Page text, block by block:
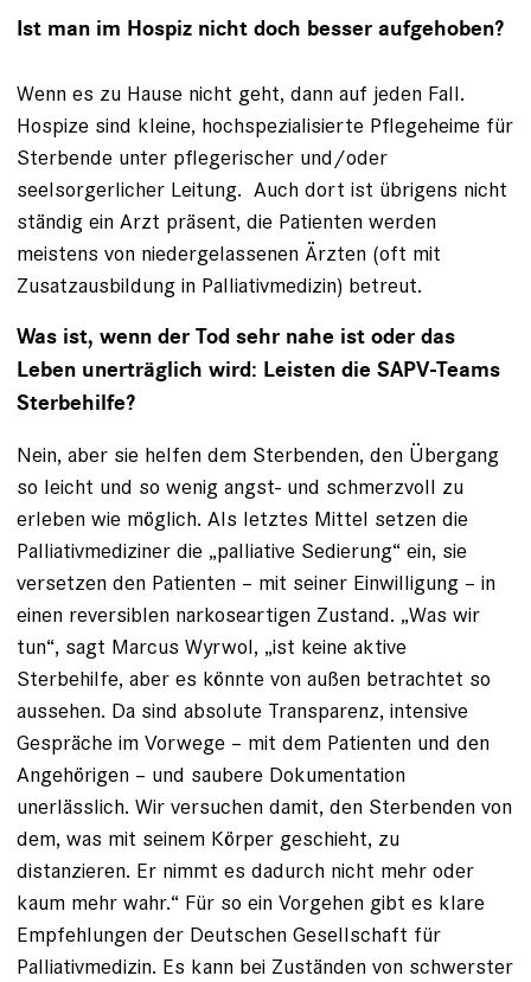
Ist man im Hospiz nicht doch besser aufgehoben?
Wenn es zu Hause nicht geht, dann auf jeden Fall.
Hospize sind kleine, hochspezialisierte Pflegeheime für
Sterbende unter pflegerischer und/oder
seelsorgerlicher Leitung. Auch dort ist übrigens nicht
ständig ein Arzt präsent, die Patienten werden
meistens von niedergelassenen Ärzten (oft mit
Zusatzausbildung in Palliativmedizin) betreut.
Was ist, wenn der Tod sehr nahe ist oder das
Leben unerträglich wird: Leisten die SAPV-Teams
Sterbehilfe?
Nein, aber sie helfen dem Sterbenden, den Übergang
so leicht und so wenig angst- und schmerzvoll zu
erleben wie möglich. Als letztes Mittel setzen die
Palliativmediziner die „palliative Sedierung“ ein, sie
versetzen den Patienten – mit seiner Einwilligung – in
einen reversiblen narkoseartigen Zustand. „Was wir
tun“, sagt Marcus Wyrwol, „ist keine aktive
Sterbehilfe, aber es könnte von außen betrachtet so
aussehen. Da sind absolute Transparenz, intensive
Gespräche im Vorwege – mit dem Patienten und den
Angehörigen – und saubere Dokumentation
unerlässlich. Wir versuchen damit, den Sterbenden von
dem, was mit seinem Körper geschieht, zu
distanzieren. Er nimmt es dadurch nicht mehr oder
kaum mehr wahr.“ Für so ein Vorgehen gibt es klare
Empfehlungen der Deutschen Gesellschaft für
Palliativmedizin. Es kann bei Zuständen von schwerster